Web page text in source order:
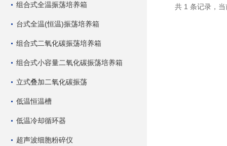
组合式全温振荡培养箱
台式全温(恒温)振荡培养箱
组合式二氧化碳振荡培养箱
组合式小容量二氧化碳振荡培养箱
立式叠加二氧化碳振荡
低温恒温槽
低温冷却循环器
超声波细胞粉碎仪
共 1 条记录，